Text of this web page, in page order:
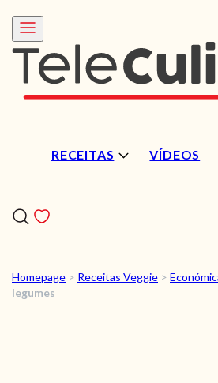
RECEITAS VÍDEOS
Homepage > Receitas Veggie >
legumes